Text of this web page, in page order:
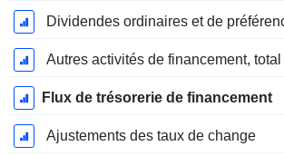
Dividendes ordinaires et de
Autres activités de financement, total
Flux de trésorerie de financement
Ajustements des taux de change